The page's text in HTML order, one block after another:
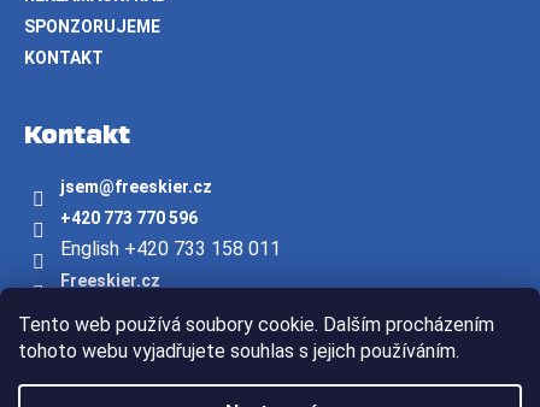
Tento web používá soubory cookie. Dalším procházením
tohoto webu vyjadřujete souhlas s jejich používáním.
SPONZORUJEME
KONTAKT
Kontakt
jsem@freeskier.cz
+420 773 770 596
English +420 733 158 011
Freeskier.cz
Youtube/freeskier.cz